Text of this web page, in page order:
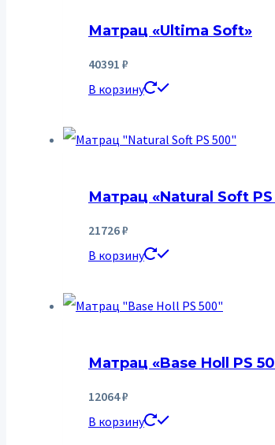
Матрац «Ultima Soft»
40391 ₽
В корзину
Матрац «Natural Soft
21726₽
В корзину
Матрац «Base Holl PS
12064₽
В корзину